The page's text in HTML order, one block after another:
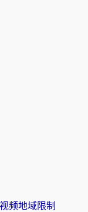
频地域限制